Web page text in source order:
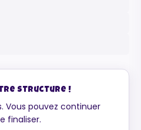
structure !
Vous pouvez continuer
finaliser.
En ligne